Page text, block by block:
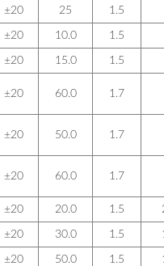
±20 25 1.5
±20 10.0 1.5
±20 15.0 1.5
±20 60.0 1.7
±20 50.0 1.7
±20 60.0 1.7
±20 20.0 1.5
±20 30.0 1.5
±20 50.0 1.5